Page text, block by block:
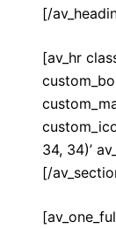
[/
[av_hr
34, 34)’
[/